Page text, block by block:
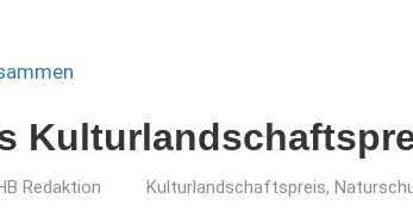
Redaktion Kulturlandschaftspreis,